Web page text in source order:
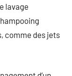
lavage
comme des jets